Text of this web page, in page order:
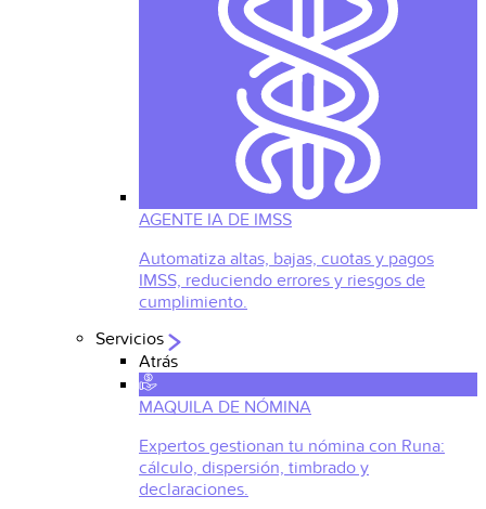
AGENTE IA DE IMSS
Automatiza altas, bajas, cuotas y pagos
IMSS, reduciendo errores y riesgos de
cumplimiento.
Servicios
Atrás
MAQUILA DE NÓMINA
Expertos gestionan tu nómina con Runa:
cálculo, dispersión, timbrado y
declaraciones.